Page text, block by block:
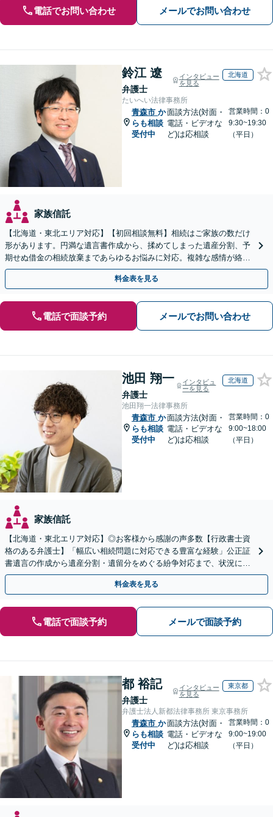
電話でお問い合わせ メールでお問い合わせ
鈴江 遼
弁護士
インタビュー
を見る
北海道
たいへい法律事務所
青森市 か
らも相談
受付中
面談方法(対面・
電話・ビデオな
ど)は応相談
営業時間：0
9:30~19:30
（平日）
家族信託
【北海道・東北エリア対応】【初回相談無料】相続はご家族の数だけ
形があります。円満な遺言書作成から、揉めてしまった遺産分割、予
期せぬ借金の相続放棄まであらゆるお悩みに対応。複雑な感情が絡む
相続トラブルもまずはご相談ください。WEB面談可。
料金表を見る
電話で面談予約 メールでお問い合わせ
池田 翔一
弁護士
インタビュ
ーを見る
北海道
池田翔一法律事務所
青森市 か
らも相談
受付中
面談方法(対面・
電話・ビデオな
ど)は応相談
営業時間：0
9:00~18:00
（平日）
家族信託
【北海道・東北エリア対応】◎お客様から感謝の声多数【行政書士資
格のある弁護士】「幅広い相続問題に対応できる豊富な経験」公正証
書遺言の作成から遺産分割・遺留分をめぐる紛争対応まで、状況に応
じた最適な方法をご提案します【夜間相談可】
料金表を見る
電話で面談予約 メールで面談予約
都 裕記
弁護士
インタビュー
を見る
東京都
弁護士法人新都法律事務所 東京事務所
青森市 か
らも相談
受付中
面談方法(対面・
電話・ビデオな
ど)は応相談
営業時間：0
9:00~19:00
（平日）